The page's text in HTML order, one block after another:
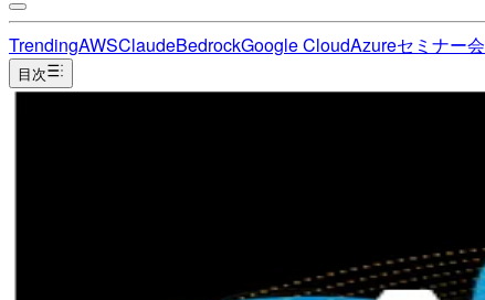
TrendingAWSClaudeBedrockGoogle CloudAzureセミナー
目次